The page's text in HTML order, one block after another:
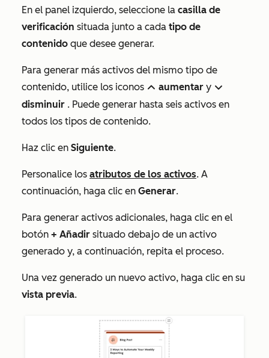
En el panel izquierdo, seleccione la casilla de
verificación situada junto a cada tipo de
contenido que desee generar.
Para generar más activos del mismo tipo de
contenido, utilice los iconos up aumentar y down
disminuir . Puede generar hasta seis activos en
todos los tipos de contenido.
Haz clic en Siguiente.
Personalice los atributos de los activos. A
continuación, haga clic en Generar.
Para generar activos adicionales, haga clic en el
botón + Añadir situado debajo de un activo
generado y, a continuación, repita el proceso.
Una vez generado un nuevo activo, haga clic en su
vista previa.